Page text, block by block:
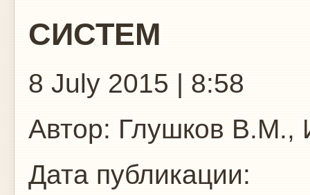
СИСТЕМ
8 July 2015 | 8:58
Автор: Глушков В.М.,
Дата публикации: